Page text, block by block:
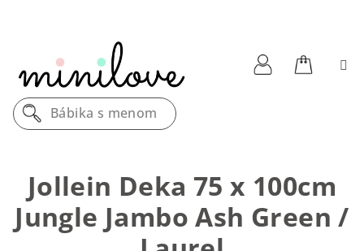
Bábika s menom
Jollein Deka 75 x 100cm
Jungle Jambo Ash Green /